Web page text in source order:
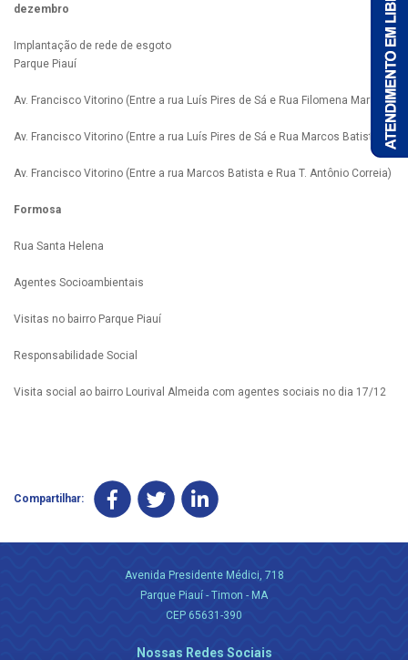
dezembro
Implantação de rede de esgoto
Parque Piauí
Av. Francisco Vitorino (Entre a rua Luís Pires de Sá e Rua Filomena Martins)
Av. Francisco Vitorino (Entre a rua Luís Pires de Sá e Rua Marcos Batista)
Av. Francisco Vitorino (Entre a rua Marcos Batista e Rua T. Antônio Correia)
Formosa
Rua Santa Helena
Agentes Socioambientais
Visitas no bairro Parque Piauí
Responsabilidade Social
Visita social ao bairro Lourival Almeida com agentes sociais no dia 17/12
Compartilhar:
Avenida Presidente Médici, 718
Parque Piauí - Timon - MA
CEP 65631-390
Nossas Redes Sociais